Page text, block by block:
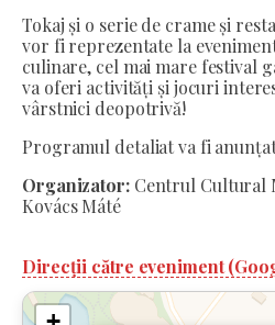
Tokaj și o serie de crame și
vor fi reprezentate la
culinare, cel mai mare festival
va oferi activități și jocuri
vârstnici deopotrivă!
Programul detaliat va fi
Organizator:Centrul Cultural
Kovács Máté
Direcții către eveniment